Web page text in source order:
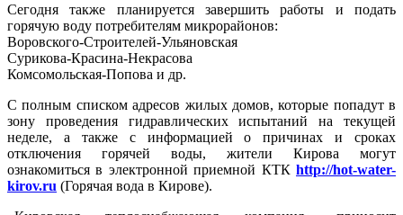
Сегодня также планируется завершить работы и подать
горячую воду потребителям микрорайонов:
Воровского-Строителей-Ульяновская
Сурикова-Красина-Некрасова
Комсомольская-Попова и др.
С полным списком адресов жилых домов, которые попадут в
зону проведения гидравлических испытаний на текущей
неделе, а также с информацией о причинах и сроках
отключения горячей воды, жители Кирова могут
ознакомиться в электронной приемной КТК http://hot-water-
kirov.ru (Горячая вода в Кирове).